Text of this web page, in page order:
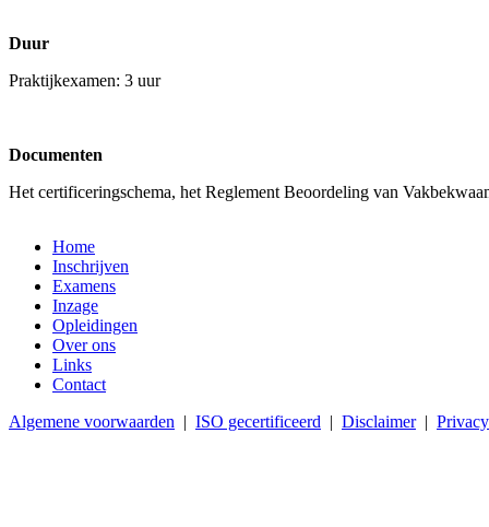
Duur
Praktijkexamen: 3 uur
Documenten
Het certificeringschema, het Reglement Beoordeling van
Home
Inschrijven
Examens
Inzage
Opleidingen
Over ons
Links
Contact
Algemene voorwaarden | ISO gecertificeerd | Disclaimer|